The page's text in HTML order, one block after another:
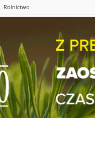
Rolnictwo